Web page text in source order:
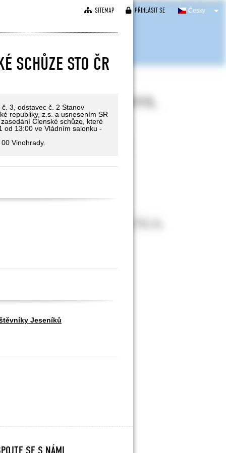
Česky
SITEMAP PŘIHLÁSIT SE
SCHŮZE STO ČR
3, odstavec č. 2 Stanov
republiky, z.s. a usnesením SR
Členské schůze, které
od 13:00 ve Vládním salonku -
Vinohrady.
Jeseníků